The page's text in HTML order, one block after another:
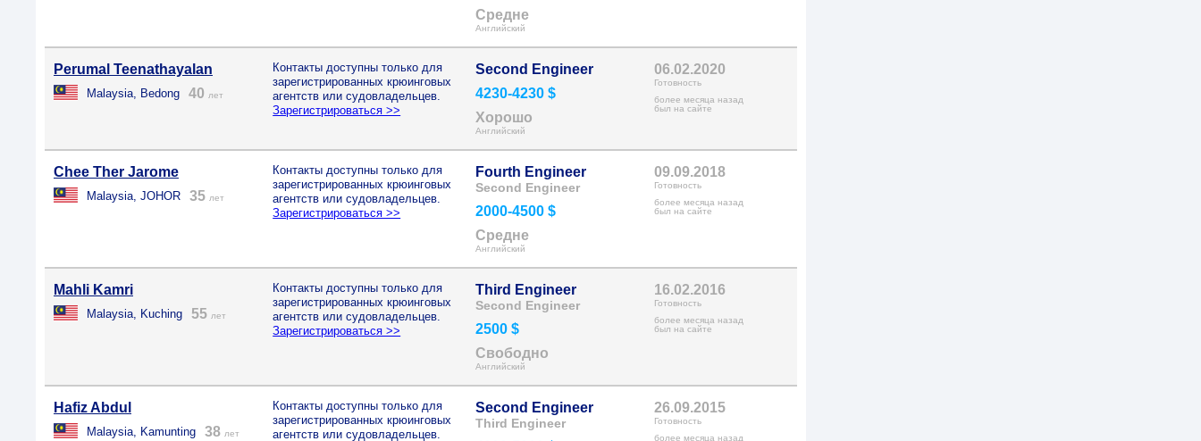
Средне
Английский
Perumal Teenathayalan
Malaysia, Bedong 40 лет
Контакты доступны только для
зарегистрированных крюинговых
агентств или судовладельцев.
Зарегистрироваться >>
Second Engineer
4230-4230 $
Хорошо
Английский
06.02.2020
Готовность
более месяца назад
был на сайте
Chee Ther Jarome
Malaysia, JOHOR 35 лет
Контакты доступны только для
зарегистрированных крюинговых
агентств или судовладельцев.
Зарегистрироваться >>
Fourth Engineer
Second Engineer
2000-4500 $
Средне
Английский
09.09.2018
Готовность
более месяца назад
был на сайте
Mahli Kamri
Malaysia, Kuching 55 лет
Контакты доступны только для
зарегистрированных крюинговых
агентств или судовладельцев.
Зарегистрироваться >>
Third Engineer
Second Engineer
2500 $
Свободно
Английский
16.02.2016
Готовность
более месяца назад
был на сайте
Hafiz Abdul
Malaysia, Kamunting 38 лет
Контакты доступны только для
зарегистрированных крюинговых
агентств или судовладельцев.
Second Engineer
Third Engineer
26.09.2015
Готовность
более месяца назад